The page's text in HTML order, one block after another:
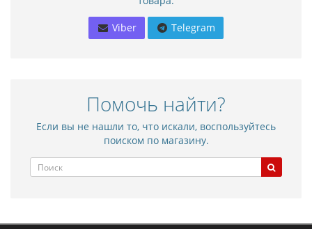
Viber Telegram
Помочь найти?
Если вы не нашли то, что искали, воспользуйтесь
поиском по магазину.